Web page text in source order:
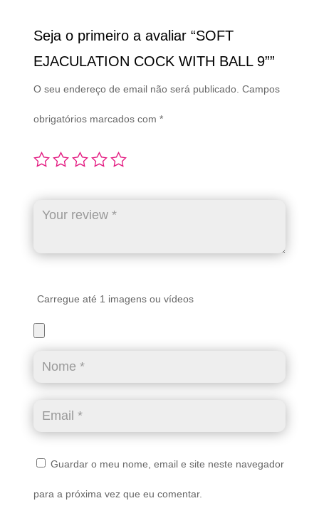
Seja o primeiro a avaliar “SOFT
EJACULATION COCK WITH BALL 9””
O seu endereço de email não será publicado. Campos
obrigatórios marcados com *
Carregue até 1 imagens ou vídeos
Guardar o meu nome, email e site neste navegador
para a próxima vez que eu comentar.